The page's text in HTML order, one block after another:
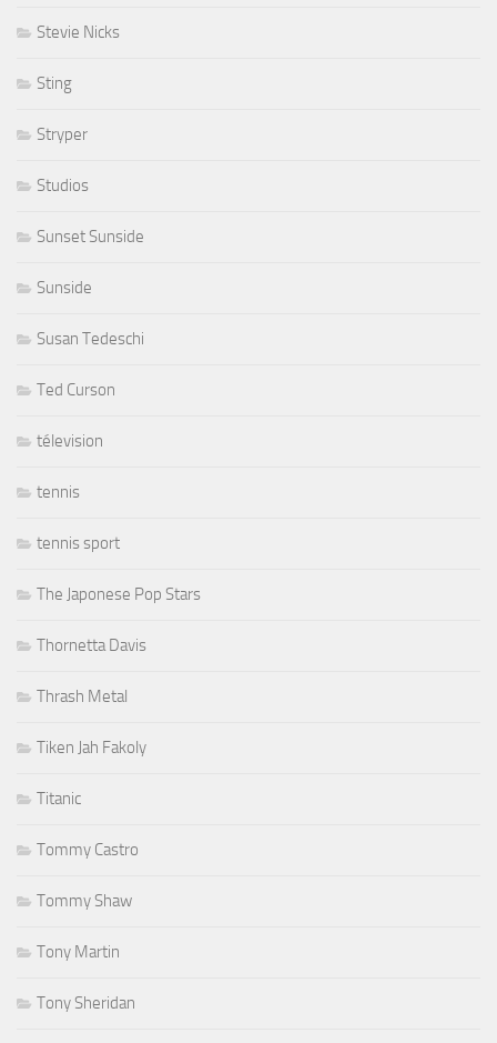
Stevie Nicks
Sting
Stryper
Studios
Sunset Sunside
Sunside
Susan Tedeschi
Ted Curson
télevision
tennis
tennis sport
The Japonese Pop Stars
Thornetta Davis
Thrash Metal
Tiken Jah Fakoly
Titanic
Tommy Castro
Tommy Shaw
Tony Martin
Tony Sheridan